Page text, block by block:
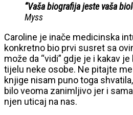
“Vaša biografija jeste vaša
Myss
Caroline je inače medicinska
konkretno bio prvi susret sa
može da “vidi” gdje je i kakav
tijelu neke osobe. Ne pitajte
knjige nisam puno toga
bilo veoma zanimljivo jer i
njen uticaj na nas.